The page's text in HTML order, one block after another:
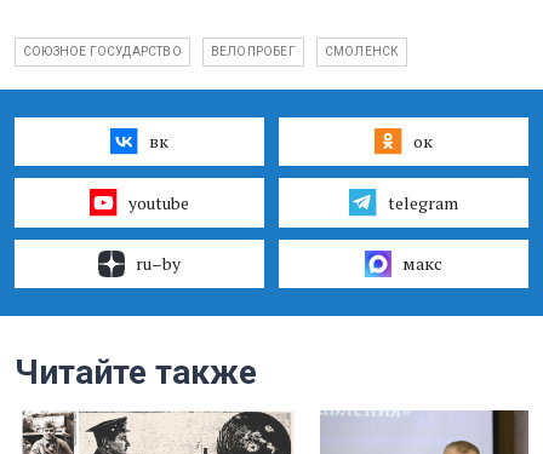
СОЮЗНОЕ ГОСУДАРСТВО ВЕЛОПРОБЕГ СМОЛЕНСК
вк ок
youtube telegram
ru–by макс
Читайте также